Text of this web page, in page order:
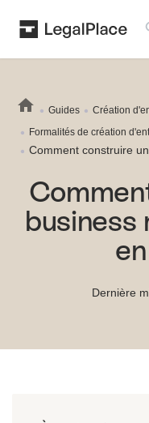
Guides
Création
Formalités de création
Comment construire
business
Dernière